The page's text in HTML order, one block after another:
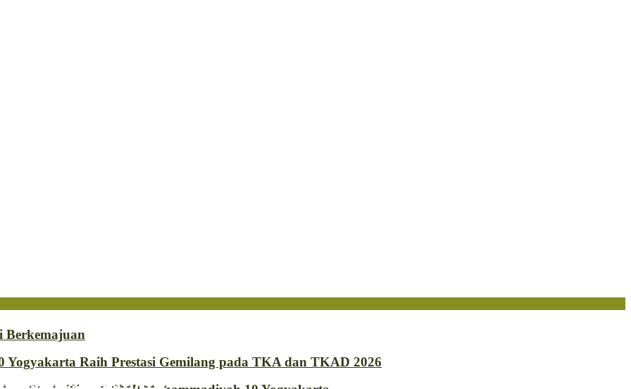
Berkemajuan
Raih Prestasi Gemilang pada TKA dan TKAD 2026
Berkemajuan